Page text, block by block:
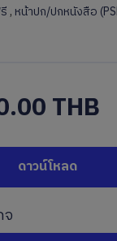
, หน้าปก/ปกหนังสือ
THB
ดาวน์โหลด